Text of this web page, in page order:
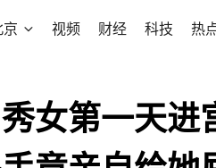
视频 财经 科技 热
女第一天进